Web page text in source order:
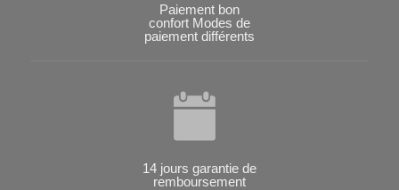
Paiement bon
confort Modes de
paiement différents
14 jours garantie de
remboursement